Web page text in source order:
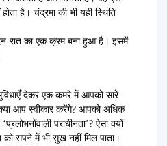
है। चंद्रमा की भी यही स्थिति
रात का एक क्रम बना हुआ है। इसमें
देकर एक कमरे में आपको सारे
आप स्वीकार करेंगे? आपको अधिक
पराधीनता’? ऐसा क्यों
को सपने में भी सुख नहीं मिल पाता।